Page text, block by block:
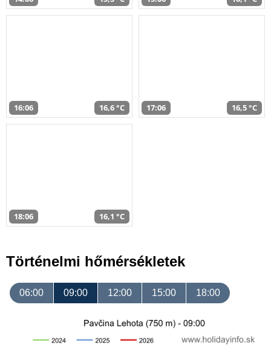
16:06 16,6 °C 17:06 16,5 °C
18:06 16,1 °C
Történelmi hőmérsékletek
06:00 09:00 12:00 15:00 18:00